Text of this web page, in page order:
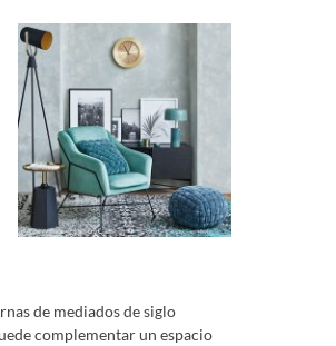
de mediados de siglo
complementar un espacio